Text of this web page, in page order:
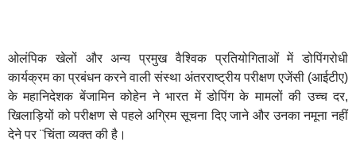
ओलंपिक खेलों और अन्य प्रमुख वैश्विक प्रतियोगिताओं में डोपिंगरोधी
कार्यक्रम का प्रबंधन करने वाली संस्था अंतरराष्ट्रीय परीक्षण एजेंसी (आईटीए)
के महानिदेशक बेंजामिन कोहेन ने भारत में डोपिंग के मामलों की उच्च दर,
खिलाड़ियों को परीक्षण से पहले अग्रिम सूचना दिए जाने और उनका नमूना नहीं
देने पर ¨चिंता व्यक्त की है।